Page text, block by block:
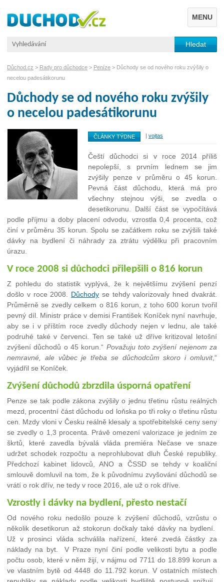
MENU
Důchod.cz > Rady pro důchodce > Peníze > Důchody se od nového roku zvýšily o
necelou padesátikorunu
Důchody se od nového roku zvýšily
o necelou padesátikorunu
ČLÁNKY TÝDNE vojtas
Čeští důchodci si v roce 2014 příliš
nepolepší, s prvním lednem se jim
zvýšily penze v průměru o 45 korun.
Pevná část důchodu, která má pro
všechny stejnou výši, se zvedla o
desetikorunu. Další část se vypočítává
podle příjmu a doby placení odvodu, vzrostla 0,4 procenta, což
činí v průměru 35 korun. Spolu se začátkem roku se zvýšili také
dávky na bydlení či náhrady za ztrátu výdělku při pracovním
úrazu.
V roce 2008 si důchodci přilepšili o 816 korun
Z pohledu do statistik vyplývá, že k největšímu zvýšení penzí
došlo v roce 2008. Důchody se tehdy valorizovaly hned dvakrát.
Průměrně se zvedly celkem o 816 korun, z toho 600 korun tvořil
pevný díl. Ministr práce v demisi František Koníček nyní navrhuje,
aby se i v příštím roce zvedly důchody nejen v lednu, ale také
podruhé také v červenci. Ten se také už dříve kritizoval letošní
zvýšení důchodů o 45 korun.“ Považuju toto zvýšení nejenom za
nemravné, ale vůbec je třeba se důchodcům skoro i omluvit,“
vyjádřil se Koníček.
Zvýšení důchodů zbrzdila úsporná opatření
Penze se tak podle zákona zvýšily o jednu třetinu růstu reálných
mezd, procentní část důchodu od loňska po tři roky o třetinu růstu
cen. Mzdy vloni v Česku reálně klesaly a spotřebitelské ceny seny
se zvedly o 1,3 procenta. Právě omezení valorizace je jedním ze
škrtů, které zavedla bývalá vláda premiéra Nečase ve snaze
udržet schodek rozpočtu a neprohlubovat dluh České republiky.
Předchozí kabinet lidovců, ANO a ČSSD se tehdy v koaliční
smlouvě domluvil na tom, že k původnímu zvyšování důchodů se
vrátí o rok dřív, ne tedy v roce 2016, ale už o rok dříve.
Vzrostly i dávky na bydlení, přesto nestačí
Od nového roku nedošlo pouze k zvýšení důchodů, vzrůstu o
několik desetikorun až stokorun dočkaly také dávky na bydlení.
Už v prosinci vláda schválila nařízení, které zvedá částky za
náklady na byt. V Praze nyní činí podle velikosti bytu a podle
počtu osob, které v něm žijí, v nájmu od 7711 do 18.899 korun a
ve vlastním bytě od 4448 do 11.792 korun. V ostatních místech